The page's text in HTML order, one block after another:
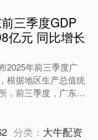
三季度GDP
亿元 同比增长
2025年前三季度广
根据地区生产总值统
，前三季度，广东实
亿元，按不
分类： 大牛配资